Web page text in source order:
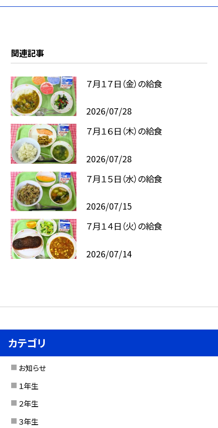
関連記事
７月１７日（金）の給食
2026/07/28
７月１６日（木）の給食
2026/07/28
７月１５日（水）の給食
2026/07/15
７月１４日（火）の給食
2026/07/14
カテゴリ
お知らせ
１年生
２年生
３年生